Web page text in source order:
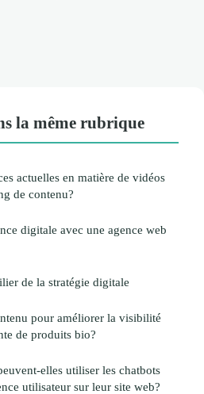
la même rubrique
actuelles en matière de vidéos
de contenu?
digitale avec une agence web
de la stratégie digitale
pour améliorer la visibilité
de produits bio?
elles utiliser les chatbots
utilisateur sur leur site web?